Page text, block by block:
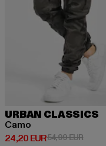
URBAN CLASSICS
Camo
24,20 EUR
Derzeitiger Preis: 24,20
54,99 EUR